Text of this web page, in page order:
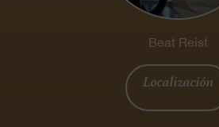
Beat Reist
Localización